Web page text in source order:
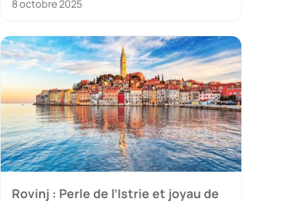
8 octobre 2025
Rovinj : Perle de l’Istrie et joyau de